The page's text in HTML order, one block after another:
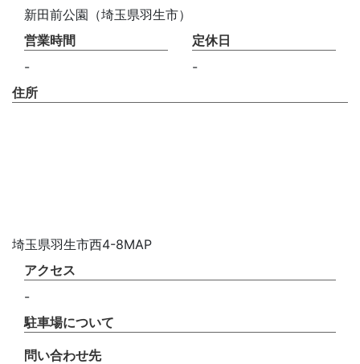
新田前公園（埼玉県羽生市）
営業時間
-
定休日
-
住所
埼玉県羽生市西4-8MAP
アクセス
-
駐車場について
問い合わせ先